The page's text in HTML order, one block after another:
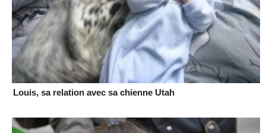
Louis, sa relation avec sa chienne Utah